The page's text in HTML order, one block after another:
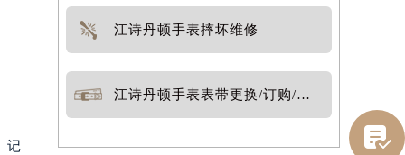
记
江诗丹顿手表摔坏维修
江诗丹顿手表表带更换/订购/定制
